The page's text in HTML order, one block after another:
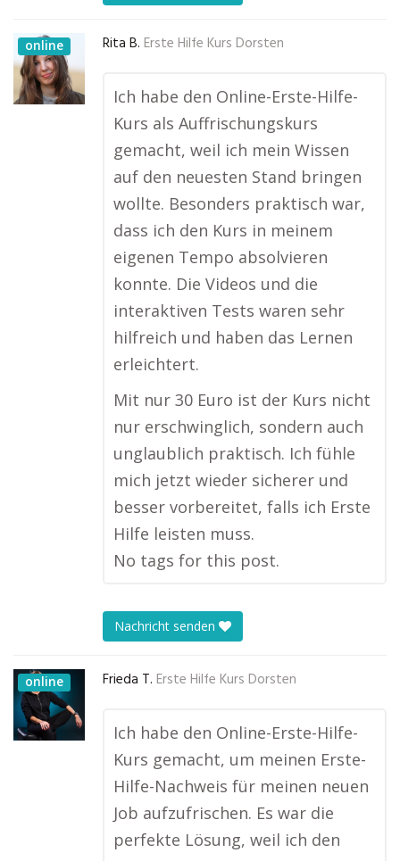
online Rita B. Erste Hilfe Kurs Dorsten
Ich habe den Online-Erste-Hilfe-
Kurs als Auffrischungskurs
gemacht, weil ich mein Wissen
auf den neuesten Stand bringen
wollte. Besonders praktisch war,
dass ich den Kurs in meinem
eigenen Tempo absolvieren
konnte. Die Videos und die
interaktiven Tests waren sehr
hilfreich und haben das Lernen
erleichtert.
Mit nur 30 Euro ist der Kurs nicht
nur erschwinglich, sondern auch
unglaublich praktisch. Ich fühle
mich jetzt wieder sicherer und
besser vorbereitet, falls ich Erste
Hilfe leisten muss.
No tags for this post.
Nachricht senden
online Frieda T. Erste Hilfe Kurs Dorsten
Ich habe den Online-Erste-Hilfe-
Kurs gemacht, um meinen Erste-
Hilfe-Nachweis für meinen neuen
Job aufzufrischen. Es war die
perfekte Lösung, weil ich den